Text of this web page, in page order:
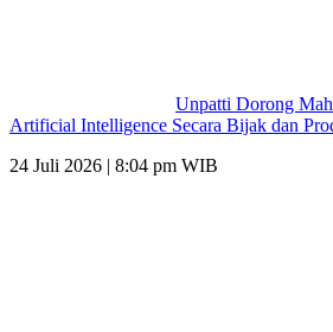
Unpatti Dorong
Artificial Intelligence Secara Bijak dan
24 Juli 2026 | 8:04 pm WIB